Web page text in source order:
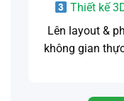
Thiết kế
Lên layout &
không gian